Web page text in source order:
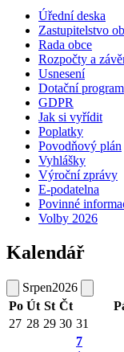
Úřední deska
Zastupitelstvo
Rada obce
Rozpočty a
Usnesení
Dotační program
GDPR
Jak si vyřídit
Poplatky
Povodňový plán
Vyhlášky
Výroční zprávy
E-podatelna
Povinné
Volby 2026
Kalendář
Srpen2026
Po Út St Čt
27 28 29 30 31
7